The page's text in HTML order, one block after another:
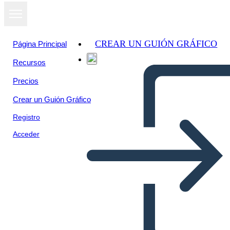
Página Principal
Recursos
Precios
Crear un Guión Gráfico
Registro
Acceder
CREAR UN GUIÓN GRÁFICO